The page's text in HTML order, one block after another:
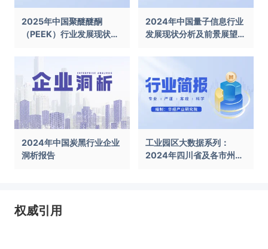
2025年中国聚醚醚酮
（PEEK）行业发展现状及
2024年中国量子信息行业
发展现状分析及前景展望报
2024年中国炭黑行业企业
洞析报告
工业园区大数据系列：
2024年四川省及各市州工
权威引用